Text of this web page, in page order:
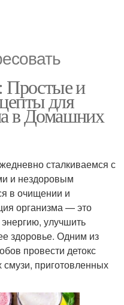
Простые и
для
в Домашних
сталкиваемся с
и нездоровым
в очищении и
организма — это
улучшить
здоровье. Одним из
провести детокс
смузи, приготовленных